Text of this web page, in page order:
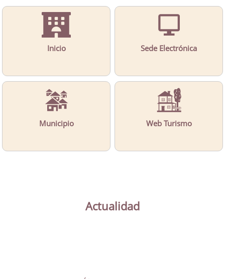
Inicio Sede Electrónica
Municipio Web Turismo
Actualidad